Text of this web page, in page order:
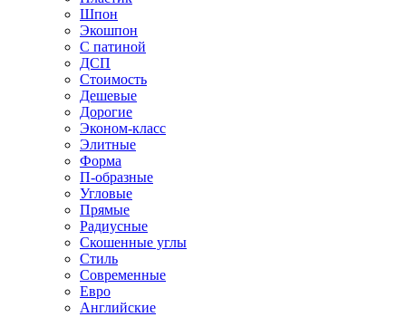
Шпон
Экошпон
С патиной
ДСП
Стоимость
Дешевые
Дорогие
Эконом-класс
Элитные
Форма
П-образные
Угловые
Прямые
Радиусные
Скошенные углы
Стиль
Современные
Евро
Английские